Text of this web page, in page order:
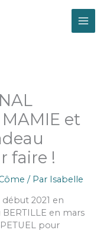
et
faire !
/ Par Isabelle
2021 en
en mars
pour